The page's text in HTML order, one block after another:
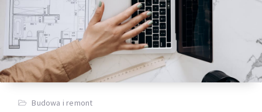
Budowa i remont